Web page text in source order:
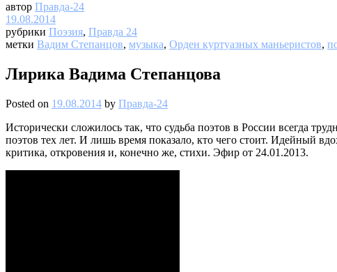
автор Правда-24
19.08.2014
рубрики Поэзия, Правда 24
метки Вадим Степанцов, музыка, Орден куртуазных маньеристов,
Лирика Вадима Степанцова
Posted on 19.08.2014 by Правда-24
Исторически сложилось так, что судьба поэтов в России всегда
поэтов тех лет. И лишь время показало, кто чего стоит. Идейный
критика, откровения и, конечно же, стихи. Эфир от 24.01.2013.